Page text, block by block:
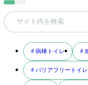
キ
# 病棟トイレ #
# バリアフリートイレ